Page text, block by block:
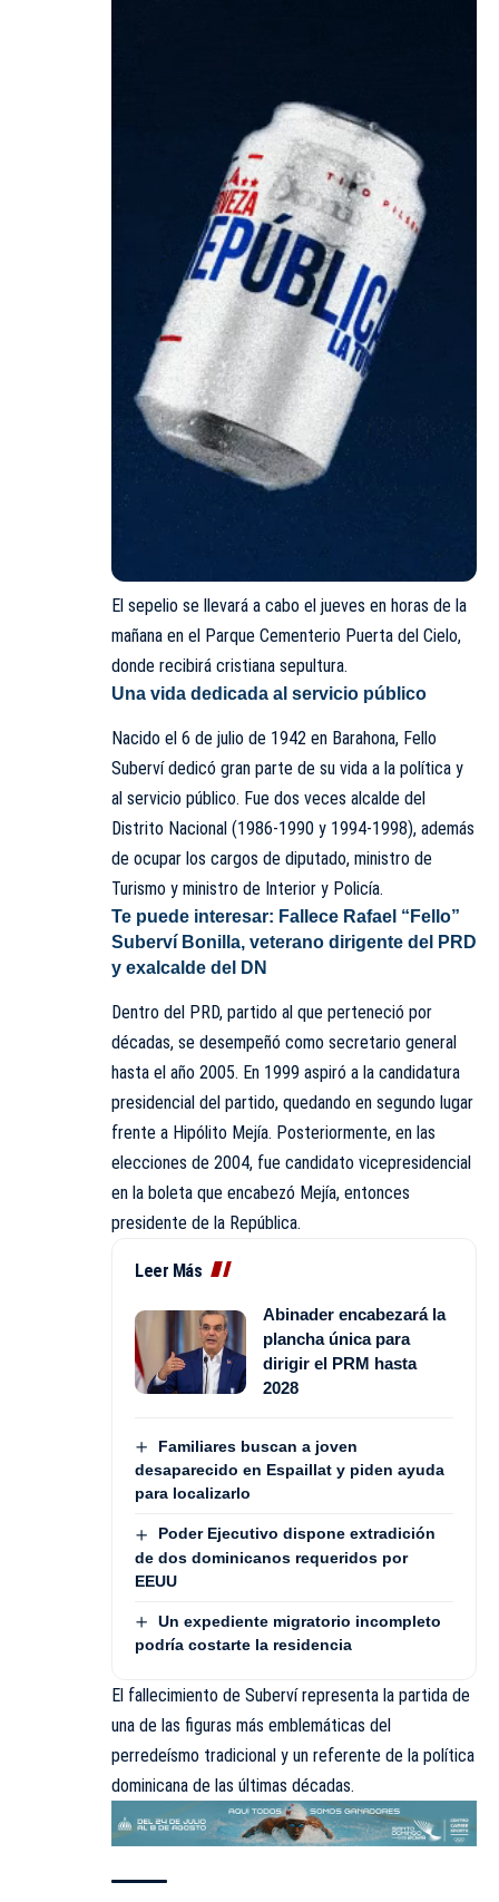
El sepelio se llevará a cabo el jueves en horas de la
mañana en el Parque Cementerio Puerta del Cielo,
donde recibirá cristiana sepultura.
Una vida dedicada al servicio público
Nacido el 6 de julio de 1942 en Barahona, Fello
Subervídedicó gran parte de su vida a la política y
al servicio público. Fue dos veces alcalde del
Distrito Nacional (1986-1990 y 1994-1998), además
de ocupar los cargos de diputado, ministro de
Turismo y ministro de Interior y Policía.
Te puede interesar: Fallece Rafael “Fello”
Suberví Bonilla, veterano dirigente del PRD
y exalcalde del DN
Dentro del PRD, partido al que perteneció por
décadas, se desempeñó como secretario general
hasta el año 2005. En 1999 aspiró a la candidatura
presidencial del partido, quedando en segundo lugar
frente a Hipólito Mejía. Posteriormente, en las
elecciones de 2004, fue candidato vicepresidencial
en la boleta que encabezó Mejía, entonces
presidente de la República.
Leer Más
Abinader encabezará la
plancha única para
dirigir el PRM hasta
2028
Familiares buscan a joven
desaparecido en Espaillat y piden ayuda
para localizarlo
Poder Ejecutivo dispone extradición
de dos dominicanos requeridos por
EEUU
Un expediente migratorio incompleto
podría costarte la residencia
El fallecimiento de Suberví representa la partida de
una de las figuras más emblemáticas del
perredeísmo tradicional y un referente de la política
dominicana de las últimas décadas.